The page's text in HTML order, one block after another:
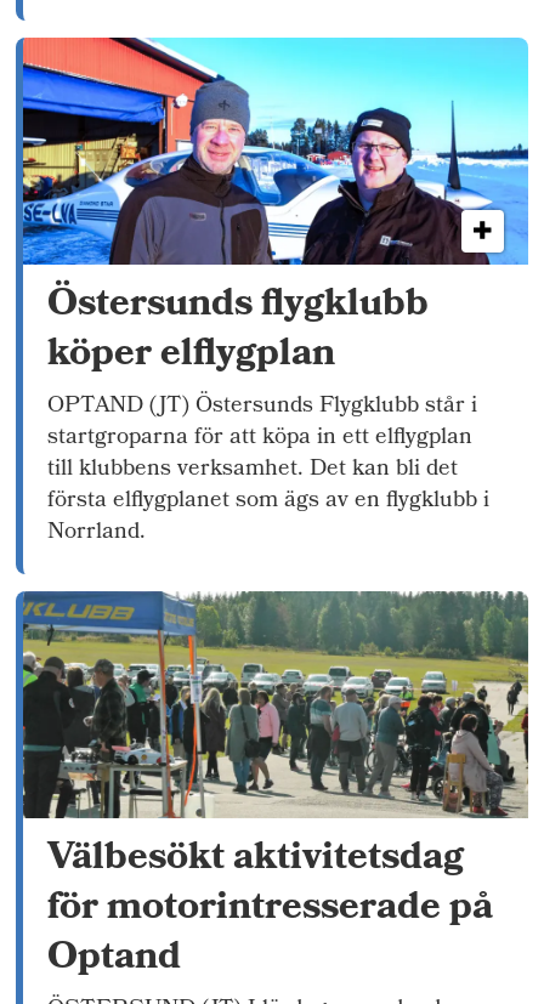
Östersunds flygklubb
köper elflygplan
OPTAND (JT) Östersunds Flygklubb står i
startgroparna för att köpa in ett elflygplan
till klubbens verksamhet. Det kan bli det
första elflygplanet som ägs av en flygklubb i
Norrland.
Välbesökt aktivitetsdag
för motorintresserade på
Optand